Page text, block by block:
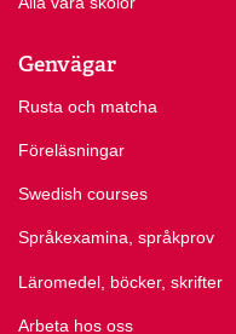
Genvägar
Rusta och matcha
Föreläsningar
Swedish courses
Språkexamina, språkprov
Läromedel, böcker, skrifter
Arbeta hos oss